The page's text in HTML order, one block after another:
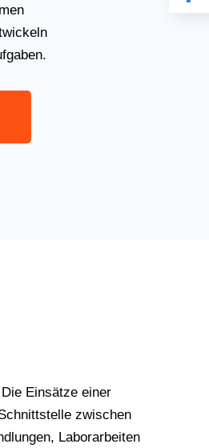
Einsätze einer
zwischen
Laborarbeiten